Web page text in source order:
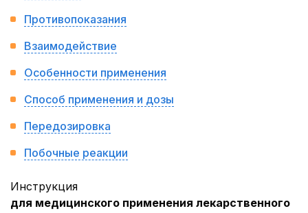
Противопоказания
Взаимодействие
Особенности применения
Способ применения и дозы
Передозировка
Побочные реакции
Инструкция
для медицинского применения лекарственного